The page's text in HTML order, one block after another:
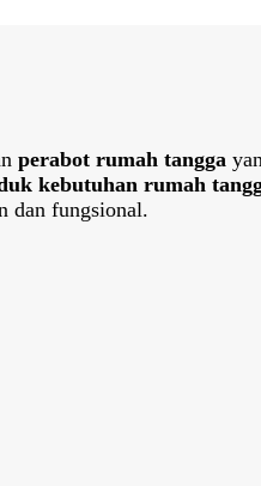
perabot rumah tangga
kebutuhan rumah
dan fungsional.